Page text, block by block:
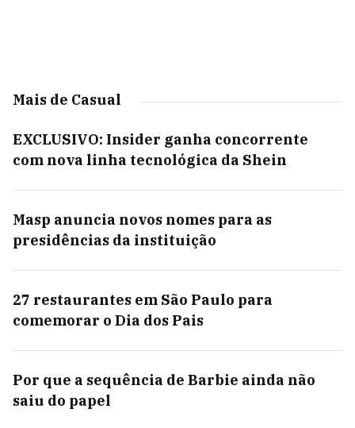
Mais de Casual
EXCLUSIVO: Insider ganha concorrente
com nova linha tecnológica da Shein
Masp anuncia novos nomes para as
presidências da instituição
27 restaurantes em São Paulo para
comemorar o Dia dos Pais
Por que a sequência de Barbie ainda não
saiu do papel